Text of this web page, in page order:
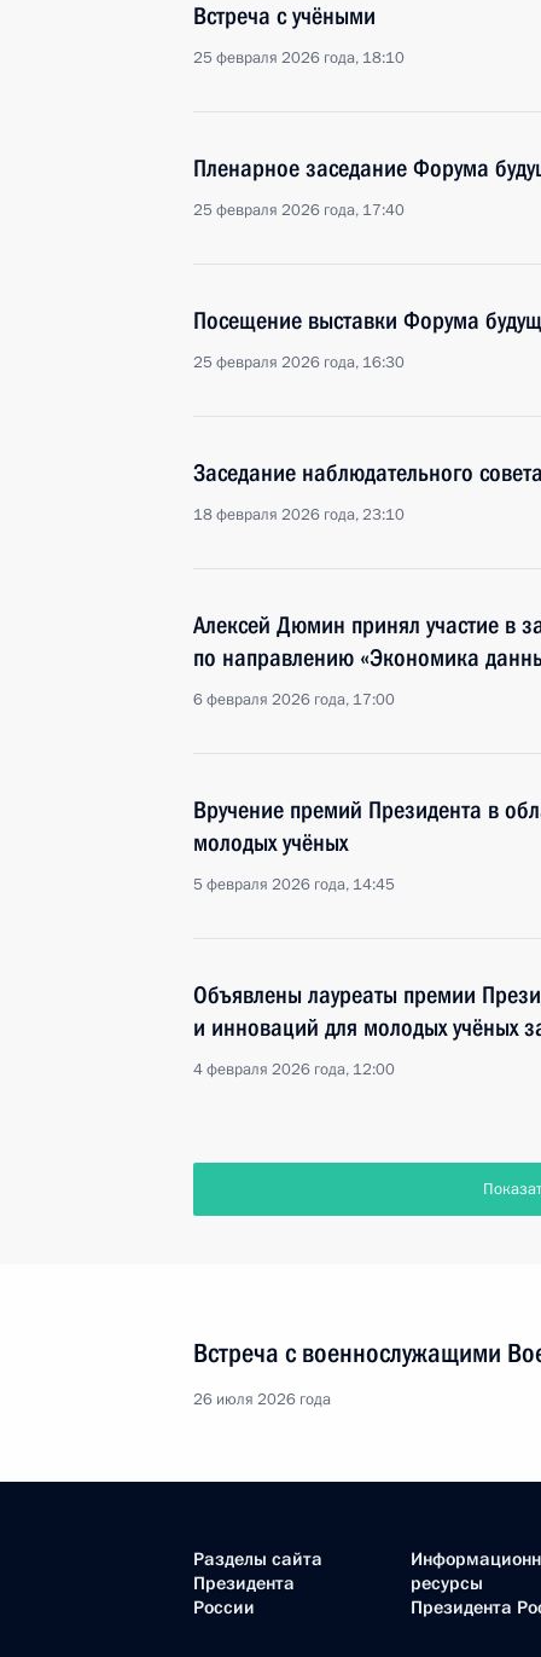
Встреча с учёными
25 февраля 2026 года, 18:10
Пленарное заседание Форума
25 февраля 2026 года, 17:40
Посещение выставки Форума
25 февраля 2026 года, 16:30
Заседание наблюдательного
18 февраля 2026 года, 23:10
Алексей Дюмин принял участие в
по направлению «Экономика
6 февраля 2026 года, 17:00
Вручение премий Президента в
молодых учёных
5 февраля 2026 года, 14:45
Объявлены лауреаты премии
и инноваций для молодых учёных
4 февраля 2026 года, 12:00
Встреча с военнослужащими
26 июля 2026 года
Разделы сайта
Президента
России
ресурсы
Президента